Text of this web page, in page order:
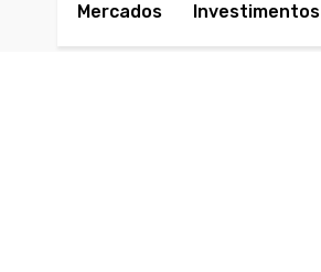
Mercados Investimentos